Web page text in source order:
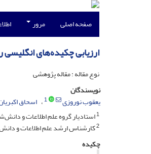
صفحه اصلی مرور
ارزیابی چکیده‌های
نوع مقاله : مقاله پژوهشی
نویسندگان
یعقوب نوروزی
1 اسحاق
1استادیار گروه علم اطلاعات و
2کارشناس ارشد علم اطلاعات و
چکیده